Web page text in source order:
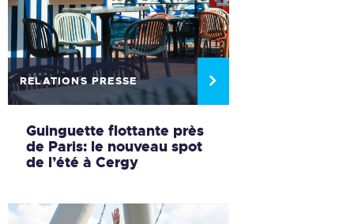
RELATIONS PRESSE
Guinguette flottante près
de Paris: le nouveau spot
de l’été à Cergy